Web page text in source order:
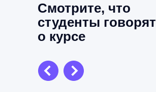
Смотрите, что
студенты говорят
о курсе